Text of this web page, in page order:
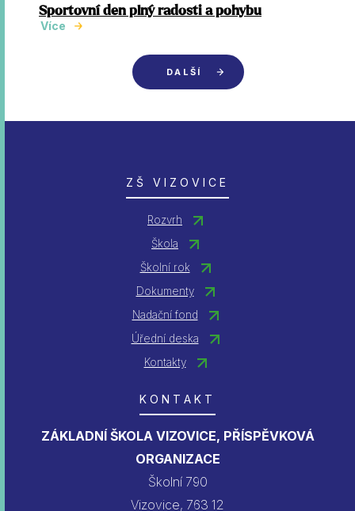
Sportovní den plný radosti a pohybu
Více
DALŠÍ
ZŠ VIZOVICE
Rozvrh
Škola
Školní rok
Dokumenty
Nadační fond
Úřední deska
Kontakty
KONTAKT
ZÁKLADNÍ ŠKOLA VIZOVICE, PŘÍSPĚVKOVÁ
ORGANIZACE
Školní 790
Vizovice, 763 12